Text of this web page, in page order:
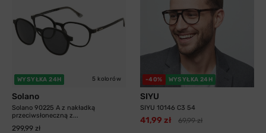
WYSYŁKA 24H 5 kolorów
Solano
Solano 90225 A z nakładką
przeciwsłoneczną z...
299,99 zł
-40% WYSYŁKA 24H
SIYU
SIYU 10146 C3 54
41,99 zł 69,99 zł